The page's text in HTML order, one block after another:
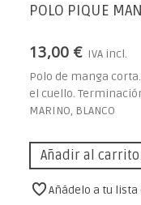
POLO PIQUE
13,00 € IVA incl.
Polo de manga
el cuello.
MARINO, BLANCO
Añadir al carrito
Añádelo a tu lista